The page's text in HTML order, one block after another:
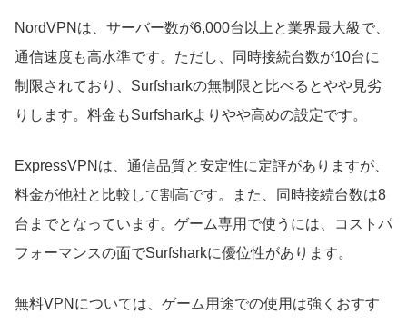
NordVPNは、サーバー数が6,000台以上と業界最大級で、
通信速度も高水準です。ただし、同時接続台数が10台に
制限されており、Surfsharkの無制限と比べるとやや見劣
りします。料金もSurfsharkよりやや高めの設定です。
ExpressVPNは、通信品質と安定性に定評がありますが、
料金が他社と比較して割高です。また、同時接続台数は8
台までとなっています。ゲーム専用で使うには、コストパ
フォーマンスの面でSurfsharkに優位性があります。
無料VPNについては、ゲーム用途での使用は強くおすす